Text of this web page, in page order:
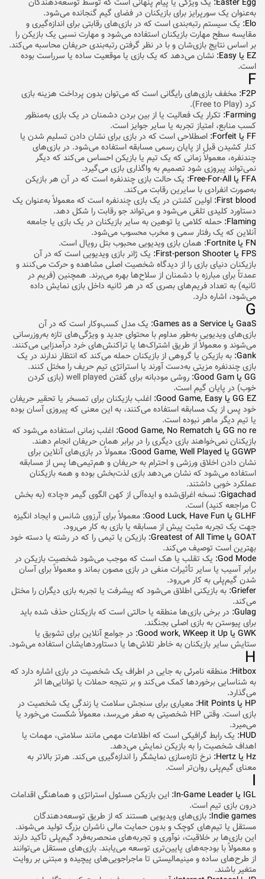
Easter Egg: یک ویژگی یا پیام پنهانی است که توسط توسعه‌دهندگان
به‌عنوان یک سورپرایز برای بازیکنان در فضای گیم گنجانده می‌شود.
Elo: یک سیستم رتبه‌بندی است که در بازی‌های رقابتی برای اندازه‌گیری و
مقایسه سطح مهارت بازیکنان استفاده می‌شود و مهارت نسبی یک بازیکن را
بر اساس نتایج بازی‌شان و با در نظر گرفتن رتبه‌بندی حریفان محاسبه می‌کند.
EZ یا
Easy: نشان می‌دهد که یک بازی یا موقعیت ساده یا سرراست بوده
است.
F
F2P: مخفف بازی‌های رایگانی است که می‌توان بدون پرداخت هزینه بازی
کرد (Free to Play).
Farming: تکرار یک فعالیت یا از بین بردن دشمنان در یک بازی به‌منظور
کسب منابع، امتیاز تجربه یا سایر جوایز است.
FF یا Forfeit:
اصطلاحی است که در بازی برای نشان دادن تسلیم شدن یا
کنار کشیدن قبل از پایان رسمی مسابقه استفاده می‌شود. در بازی‌های
چندنفره، معمولاً زمانی که یک تیم یا بازیکن احساس می‌کند که دیگر
نمی‌تواند پیروزی شود تصمیم به واگذاری بازی می‌گیرد.
FFA یا Free-For-All:
یک حالت بازی چندنفره است که در آن هر بازیکن
به‌صورت انفرادی با سایرین رقابت می‌کند.
First blood: اولین کشتن در یک بازی چندنفره است که معمولاً به‌عنوان یک
دستاورد کلیدی تلقی می‌شود و می‌تواند جو رقابت را شکل دهد.
Flaming: حمله کلامی یا توهین به سایر بازیکنان در یک بازی یا جامعه
آنلاین که یک رفتار سمی و مخرب محسوب می‌شود.
FN یا Fortnite:
همان بازی ویدیویی محبوب بتل رویال است.
FPS یا First-person Shooter:
یک ژانر بازی ویدیویی است که در آن
بازیکنان دنیای بازی را از دیدگاه شخصیت اصلی مشاهده و حرکت می‌کنند و
عمدتاً برای مبارزه با دشمنان از سلاح‌ها بهره می‌برند. همچنین (فریم در
ثانیه) به تعداد فریم‌های بصری که در هر ثانیه داخل بازی نمایش داده
می‌شود، اشاره دارد.
G
GaaS یا Games as a Service:
یک مدل کسب‌وکار است که در آن
بازی‌های ویدیویی به‌طور مداوم با محتوای جدید و ویژگی‌های تازه به‌روزرسانی
می‌شوند و معمولاً از طریق اشتراک‌ها یا تراکنش‌های خرد درآمدزایی می‌کنند.
Gank: به بازیکن یا گروهی از بازیکنان حمله می‌کند که انتظار ندارند در یک
بازی چندنفره مزیتی به‌دست آورند یا استراتژی تیم حریف را مختل کنند.
GG یا Good Gam:
روشی مودبانه برای گفتن well played (بازی کردن
خوب) در پایان گیم است.
GG EZ یا Good Game, Easy:
اغلب بازیکنان برای تمسخر یا تحقیر حریفان
خود پس از یک مسابقه استفاده می‌کنند، به این معنی که پیروزی آسان بوده
یا تیم دیگر ماهر نبوده است.
GG no re یا Good Game, No Rematch:
اغلب زمانی استفاده می‌شود که
بازیکنان نمی‌خواهند بازی دیگری را در برابر همان حریفان انجام دهند.
GGWP یا Good Game, Well Played:
معمولاً در بازی‌های آنلاین برای
نشان دادن اخلاق ورزشی و احترام به حریفان و هم‌تیمی‌ها پس از مسابقه
استفاده می‌شود که نشان می‌دهد بازی لذت‌بخش بوده و همه بازیکنان
عملکرد خوبی داشتند.
Gigachad: نسخه اغراق‌شده و ایده‌آلی از کهن الگوی گیمر «چاد» (به بخش
C مراجعه کنید) است.
GLHF یا
Good Luck, Have Fun: معمولاً برای آرزوی شانس و ایجاد انگیزه
جهت یک تجربه مثبت پیش از مسابقه یا بازی به کار می‌رود.
GOAT یا Greatest of All Time:
بازیکن یا تیمی را که در رشته یا دسته خود
بهترین است توصیف می‌کند.
God Mode: یک تقلب یا هک است که موجب می‌شود شخصیت بازیکن در
برابر آسیب یا سایر تأثیرات منفی در بازی مصون بماند و معمولاً برای آسان
شدن گیم‌پلی به کار می‌رود.
Griefer: به بازیکنی اطلاق می‌شود که پیشرفت یا تجربه بازی دیگران را مختل
می‌کند.
Gulag: در برخی بازی‌ها منطقه یا حالتی است که بازیکنان حذف شده باید
برای پیوستن به بازی اصلی بجنگند.
GWK یا Good work, WKeep it Up:
در جوامع آنلاین برای تشویق یا
ستایش سایر بازیکنان به خاطر تلاش‌ها یا دستاوردهایشان استفاده می‌شود.
H
Hitbox: منطقه نامرئی به جایی در اطراف یک شخصیت در بازی اشاره دارد که
به شناسایی برخوردها کمک می‌کند و بر نتیجه حملات یا توانایی‌ها اثر
می‌گذارد.
HP یا Hit Points:
معیاری برای سنجش سلامت یا زندگی یک شخصیت در
بازی است. وقتی HP شخصیتی به صفر می‌رسد، معمولاً شکست می‌خورد یا
می‌میرد.
HUD: یک رابط گرافیکی است که اطلاعات مهمی مانند سلامتی، مهمات یا
اهداف شخصیت را به بازیکن نمایش می‌دهد.
Hz یا Hertz:
نرخ تازه‌سازی نمایشگر را اندازه‌گیری می‌کند. هرتز بالاتر به
معنای گیم‌پلی روان‌تر است.
I
IGL یا In-Game Leader:
این بازیکن مسئول استراتژی و هماهنگی اقدامات
درون بازی تیم است.
Indie games: بازی‌های ویدیویی هستند که از طریق توسعه‌دهندگان
مستقل یا تیم‌های کوچک و بدون حمایت مالی ناشران بزرگ تولید می‌شوند.
این بازی‌ها بر خلاقیت، نوآوری و تجربه‌های منحصربه‌فرد گیم‌پلی تأکید دارند
و معمولاً با بودجه‌های پایین‌تری توسعه می‌یابند. بازی‌های مستقل می‌توانند
از طرح‌های ساده و مینیمالیستی تا ماجراجویی‌های پیچیده و مبتنی بر روایت
متغیر باشند.